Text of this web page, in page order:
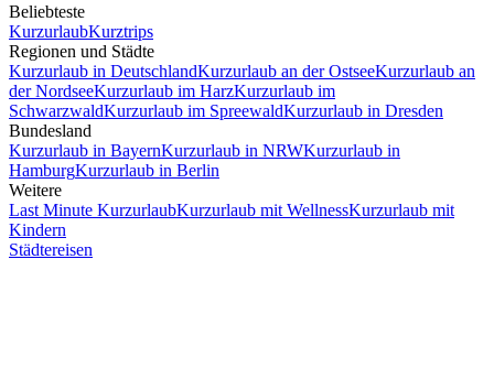
Beliebteste
KurzurlaubKurztrips
Regionen und Städte
Kurzurlaub in DeutschlandKurzurlaub an der OstseeKurzurlaub an
der NordseeKurzurlaub im HarzKurzurlaub im
SchwarzwaldKurzurlaub im SpreewaldKurzurlaub in Dresden
Bundesland
Kurzurlaub in BayernKurzurlaub in NRWKurzurlaub in
HamburgKurzurlaub in Berlin
Weitere
Last Minute KurzurlaubKurzurlaub mit WellnessKurzurlaub mit
Kindern
Städtereisen